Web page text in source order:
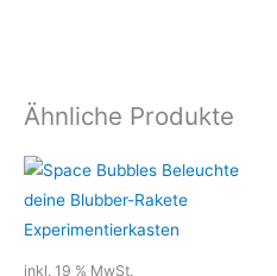
Ähnliche Produkte
inkl. 19 % MwSt.